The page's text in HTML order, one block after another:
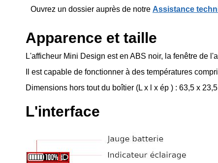
Ouvrez un dossier auprès de notre Assistance
Apparence et taille
L'afficheur Mini Design est en ABS noir, la fenêtre de
Il est capable de fonctionner à des températures
Dimensions hors tout du boîtier (L x l x ép ) : 63,5 x
L'interface